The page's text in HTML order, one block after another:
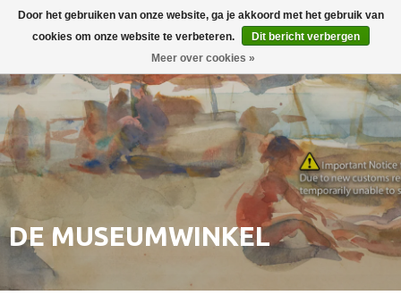
Inloggen 0
DE MUSEUMWINKEL
Door het gebruiken van onze website, ga je akkoord met het gebruik van
cookies om onze website te verbeteren.
Dit bericht verbergen
Meer over cookies »